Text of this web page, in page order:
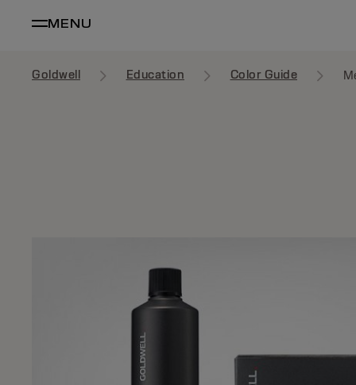
MENU
Goldwell Education Color Guide